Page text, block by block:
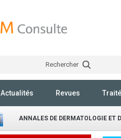
Rechercher
Actualités Revues
ANNALES DE DERMATOLOGIE ET